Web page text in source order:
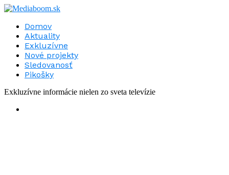
Domov
Aktuality
Exkluzívne
Nové projekty
Sledovanosť
Pikošky
Exkluzívne informácie nielen zo sveta televízie